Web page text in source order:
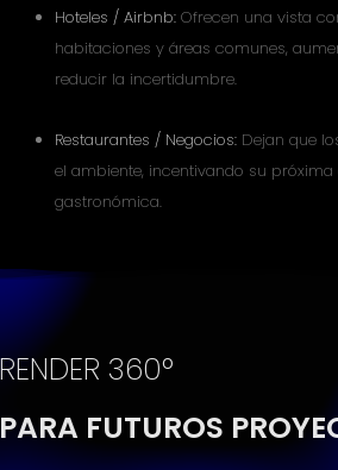
Hoteles / Airbnb:Ofrecen una vista
habitaciones y áreas comunes,
reducir la incertidumbre.
Restaurantes / Negocios: Dejan que
el ambiente, incentivando su próxima
gastronómica.
360°
FUTUROS